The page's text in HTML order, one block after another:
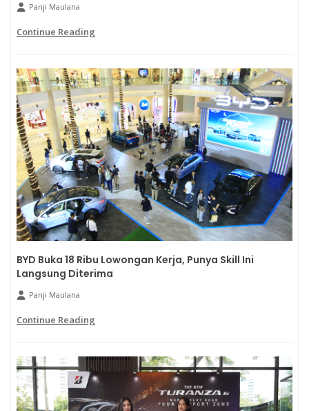
Panji Maulana
Continue Reading
BYD Buka 18 Ribu Lowongan Kerja, Punya Skill Ini
Langsung Diterima
Panji Maulana
Continue Reading